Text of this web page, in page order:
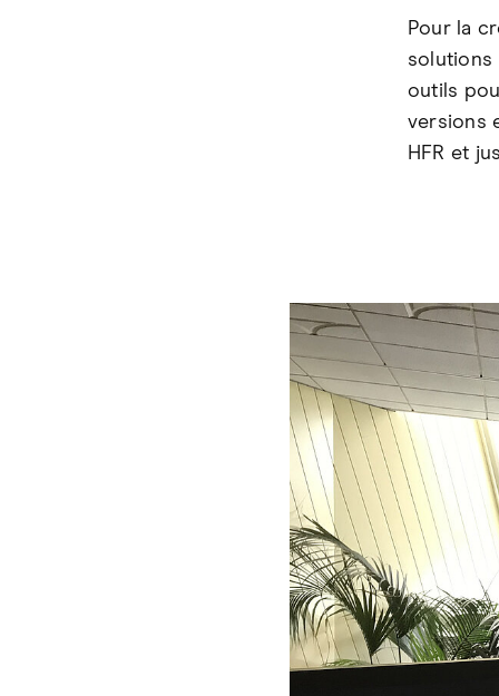
Pour la
outils
versions
HFR et